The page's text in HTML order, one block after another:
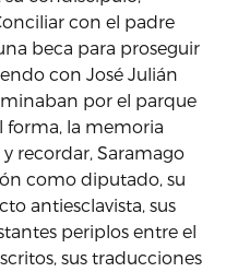
con el padre
beca para proseguir
con José Julián
por el parque
forma, la memoria
recordar, Saramago
como diputado, su
antiesclavista, sus
periplos entre el
sus traducciones